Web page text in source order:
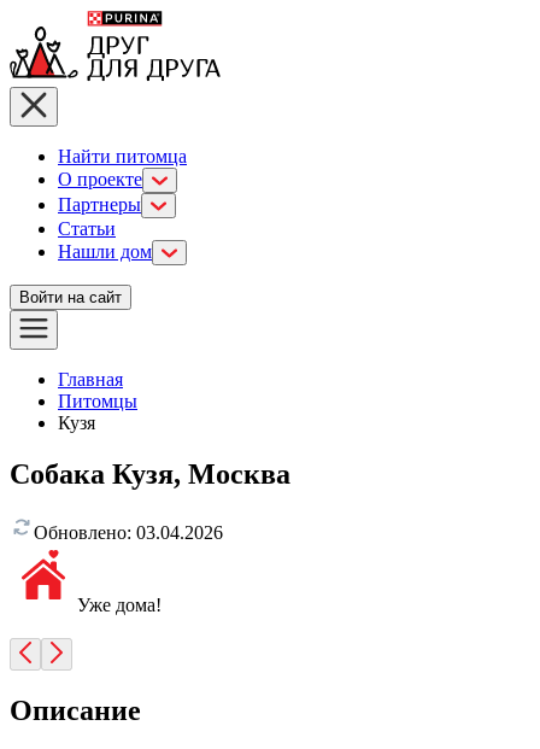
Найти питомца
О проекте
Партнеры
Статьи
Нашли дом
Войти на сайт
Главная
Питомцы
Кузя
Собака Кузя, Москва
Обновлено: 03.04.2026
Уже дома!
Описание